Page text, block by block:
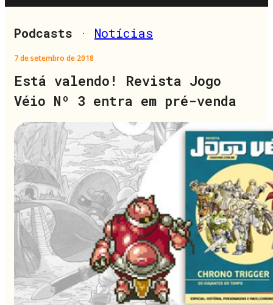
Podcasts · Notícias
7 de setembro de 2018
Está valendo! Revista Jogo
Véio Nº 3 entra em pré-venda